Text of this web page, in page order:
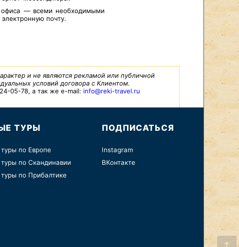
офиса — всеми необходимыми
почту.
и не являются рекламой или публичной
условий договора с Клиентом.
05-78, а так же e-mail: info@reki-travel.ru
ТУРЫ
по Европе
по Скандинавии
по Прибалтике
ПОДПИСАТЬСЯ
Instagram
ВКонтакте